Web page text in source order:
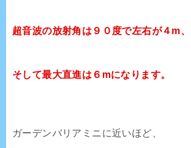
超音波の放射角は９０度で左右が４m、
そして最大直進は６mになります。
ガーデンバリアミニに近いほど、